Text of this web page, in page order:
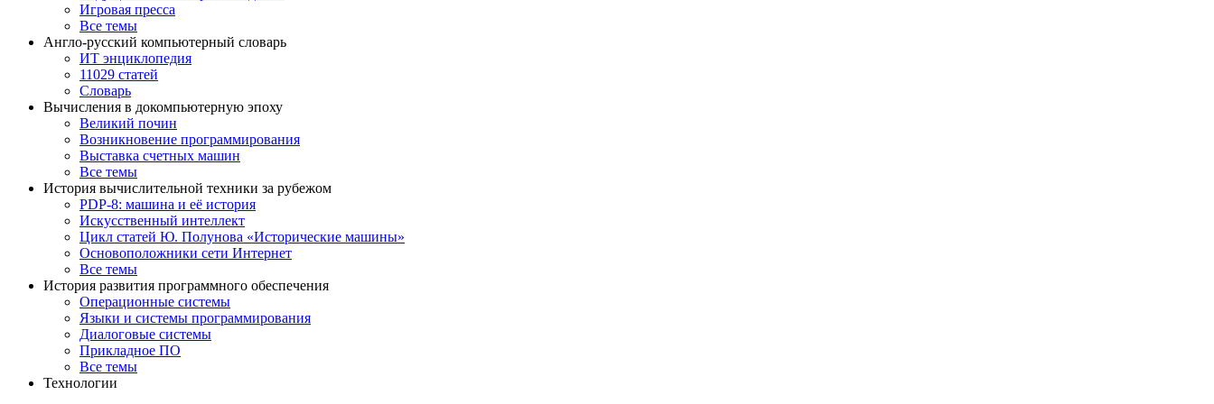
Игровая пресса
Все темы
Англо-русский компьютерный словарь
ИТ энциклопедия
11029 статей
Словарь
Вычисления в докомпьютерную эпоху
Великий почин
Возникновение программирования
Выставка счетных машин
Все темы
История вычислительной техники за рубежом
PDP-8: машина и её история
Искусственный интеллект
Цикл статей Ю. Полунова «Исторические машины»
Основоположники сети Интернет
Все темы
История развития программного обеспечения
Операционные системы
Языки и системы программирования
Диалоговые системы
Прикладное ПО
Все темы
Технологии